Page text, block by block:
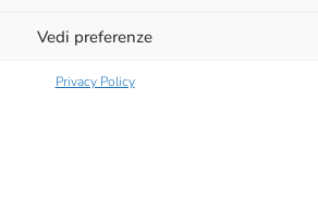
Vedi preferenze
Privacy Policy